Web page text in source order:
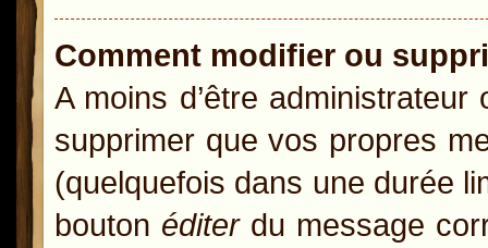
Comment modifier ou
A moins d’être
supprimer que vos propres
(quelquefois dans une durée
bouton éditerdu message